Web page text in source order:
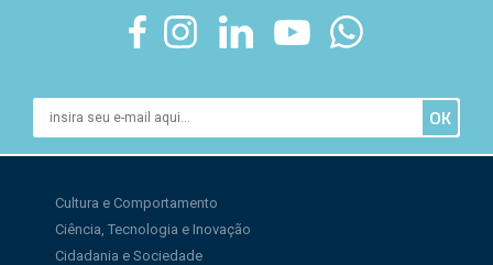
Cultura e Comportamento
Ciência, Tecnologia e Inovação
Cidadania e Sociedade